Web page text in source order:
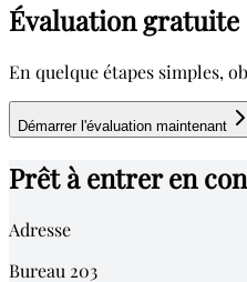
Évaluation gratuite
En quelque étapes simples,
Démarrer l'évaluation maintenant
Prêt à entrer en
Adresse
Bureau 203